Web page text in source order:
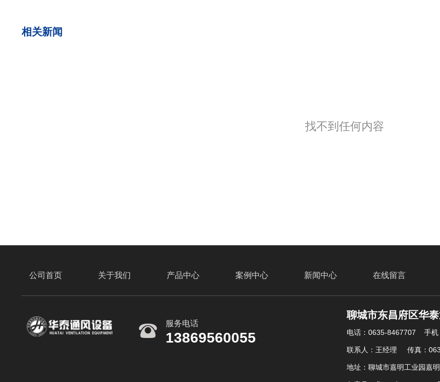
相关新闻
找不到任何内容
公司首页 关于我们 产品中心 案例中心 新闻中心 在线留言
服务电话
13869560055
聊城市东昌府区华
电话：0635-8467707 手机
联系人：王经理 传真：
地址：聊城市嘉明工业园嘉